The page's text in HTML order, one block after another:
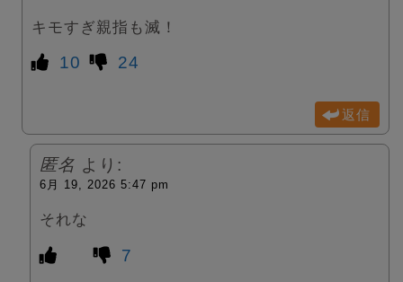
キモすぎ親指も滅！
10 24
返信
匿名 より:
6月 19, 2026 5:47 pm
それな
7